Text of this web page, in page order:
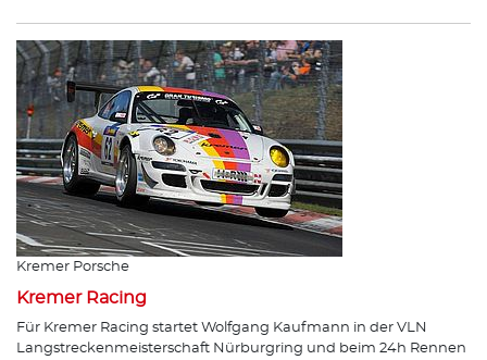
Kremer Porsche
Kremer Racing
Für Kremer Racing startet Wolfgang Kaufmann in der VLN
Langstreckenmeisterschaft Nürburgring und beim 24h Rennen